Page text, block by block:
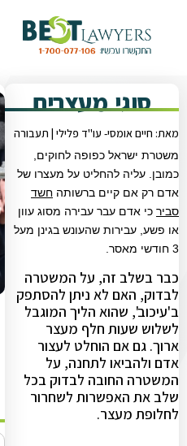
סוגי מעצרים
מאת: חיים אומסי- עו"ד פלילי | תעבורה
משטרת ישראל כפופה לחוקים,
כמובן. עליה להחליט על מעצרו של
אדם רק אם קיים ברשותהחשד
סבירכי אדם עבר עבירה מסוג עוון
או פשע, עבירות שהעונש בגינן מעל
3 חודשי מאסר.
כבר בשלב זה, על המשטרה
לבדוק, האם לא ניתן להסתפק
ב'עיכוב', שהוא הליך המוגבל
לשלוש שעות חלף מעצר
ארוך. גם אם הוחלט לעצור
אדם ולהביאו לתחנה, על
המשטרה החובה לבדוק בכל
שלב את האפשרות לשחרור
לחלופת מעצר.